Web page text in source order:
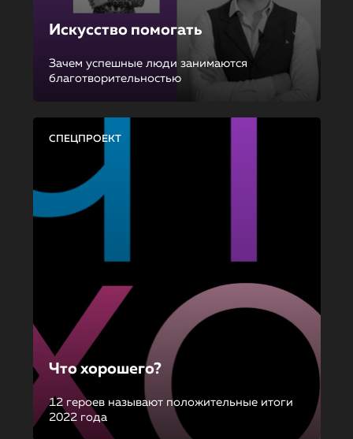
Искусство помогать
Зачем успешные люди занимаются
благотворительностью
СПЕЦПРОЕКТ
Что хорошего?
12 героев называют положительные итоги
2022 года